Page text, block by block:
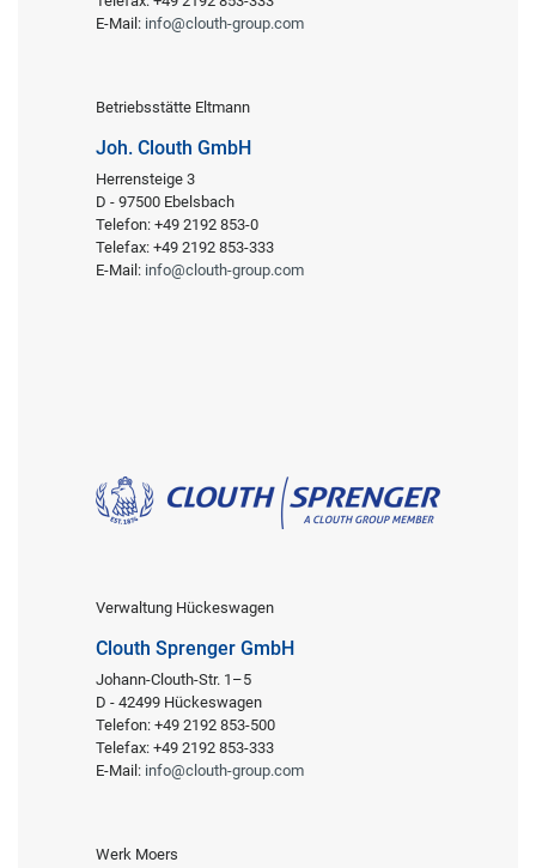
E-Mail: info@clouth-group.com
Betriebsstätte Eltmann
Joh. Clouth GmbH
Herrensteige 3
D - 97500 Ebelsbach
Telefon: +49 2192 853-0
Telefax: +49 2192 853-333
E-Mail: info@clouth-group.com
Verwaltung Hückeswagen
Clouth Sprenger GmbH
Johann-Clouth-Str. 1–5
D - 42499 Hückeswagen
Telefon: +49 2192 853-500
Telefax: +49 2192 853-333
E-Mail: info@clouth-group.com
Werk Moers